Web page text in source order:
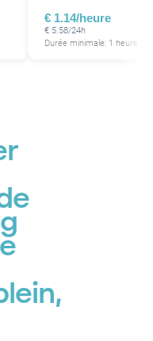
P
€ 1.14/heure
€ 5.58/24h
Durée minimale: 1 heure